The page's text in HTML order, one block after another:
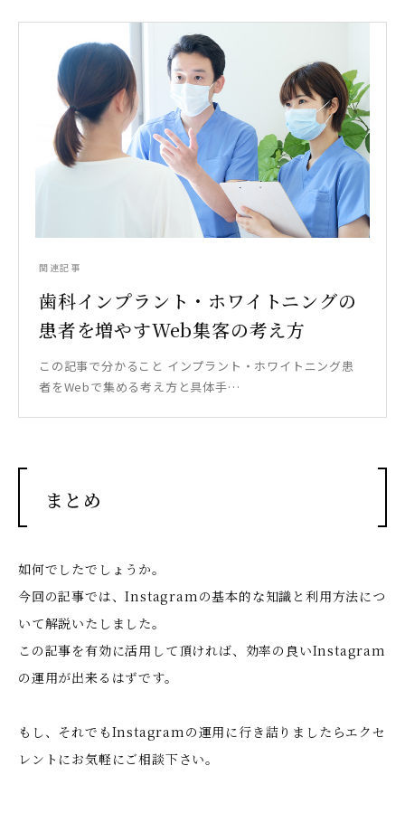
関連記事
歯科インプラント・ホワイトニングの
患者を増やすWeb集客の考え方
この記事で分かること インプラント・ホワイトニング患
者をWebで集める考え方と具体手…
まとめ
如何でしたでしょうか。
今回の記事では、Instagramの基本的な知識と利用方法につ
いて解説いたしました。
この記事を有効に活用して頂ければ、効率の良いInstagram
の運用が出来るはずです。
もし、それでもInstagramの運用に行き詰りましたらエクセ
レントにお気軽にご相談下さい。